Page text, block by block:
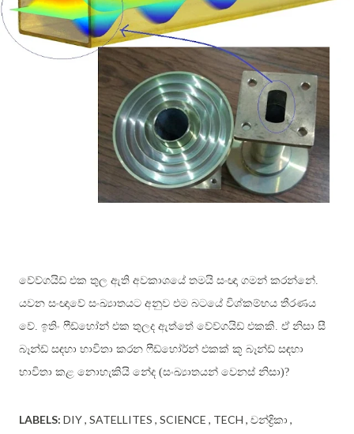
වේව්ගයිඩ් එක තුල ඇති අවකාශයේ තමයි සංඥා ගමන් කරන්නේ.
යවන සංඥාවේ සංඛ්‍යාතයට අනුව එම බටයේ විශ්කම්භය තීරණය
වේ. ඉතිං ෆීඩ්හෝන් එක තුලද ඇත්තේ වේව්ගයිඩ් එකකි. ඒ නිසා සී
බෑන්ඩ් සඳහා භාවිතා කරන ෆීඩ්හෝර්න් එකක් කූ බෑන්ඩ් සඳහා
භාවිතා කළ නොහැකියි නේද (සංඛ්‍යාතයන් වෙනස් නිසා)?
LABELS: DIY SATELLITES SCIENCE TECH චන්ද්‍රිකා